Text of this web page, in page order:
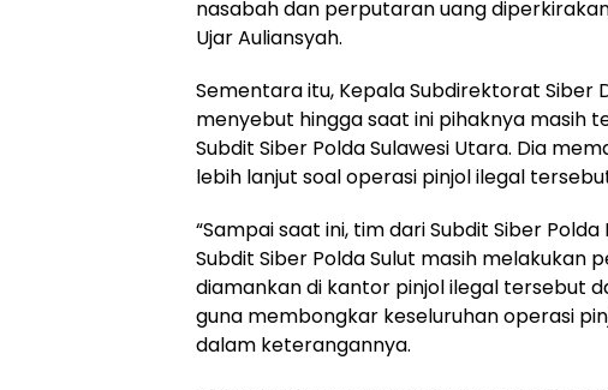
nasabah dan perputaran uang
Ujar Auliansyah.
Sementara itu, Kepala Subdirektorat Siber
menyebut hingga saat ini pihaknya masih
Subdit Siber Polda Sulawesi Utara. Dia
lebih lanjut soal operasi pinjol ilegal
“Sampai saat ini, tim dari Subdit Siber
Subdit Siber Polda Sulut masih
diamankan di kantor pinjol ilegal tersebut
guna membongkar keseluruhan operasi
dalam keterangannya.